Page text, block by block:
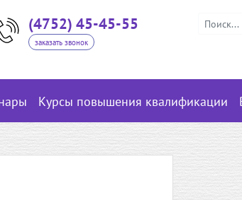
(4752) 45-45-55
заказать звонок
Курсы повышения квалификации